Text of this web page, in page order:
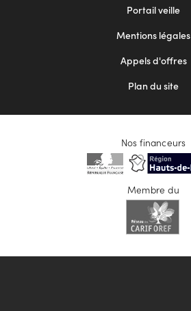
Portail veille
Mentions légales
Appels d'offres
Plan du site
Nos financeurs
Membre du